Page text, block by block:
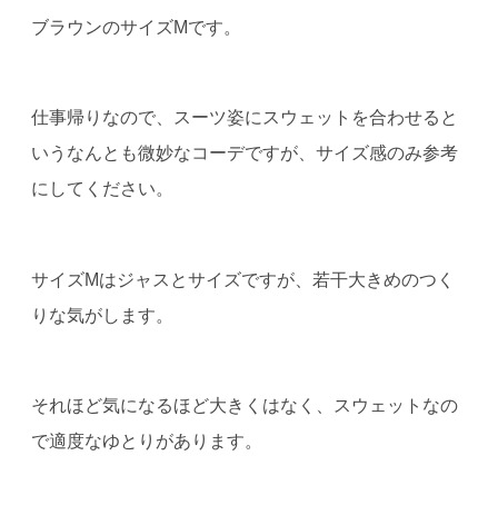
ブラウンのサイズMです。
仕事帰りなので、スーツ姿にスウェットを合わせると
いうなんとも微妙なコーデですが、サイズ感のみ参考
にしてください。
サイズMはジャスとサイズですが、若干大きめのつく
りな気がします。
それほど気になるほど大きくはなく、スウェットなの
で適度なゆとりがあります。